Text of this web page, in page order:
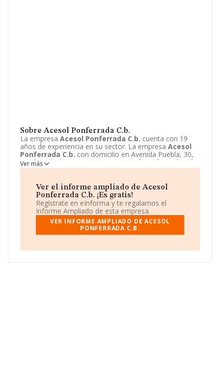
Sobre Acesol Ponferrada C.b.
La empresa Acesol Ponferrada C.b. cuenta con 19
años de experiencia en su sector. La empresa Acesol
Ponferrada C.b. con domicilio en Avenida Puebla, 30,
Ponferrada, leon. La empresa
Acesol Ponferrada C.b.
está inscrita como Comunidad de bienes.
Ver más
Ver el informe ampliado de Acesol
Ponferrada C.b. ¡Es gratis!
Regístrate en eInforma y te regalamos el
Informe Ampliado de esta empresa.
VER INFORME AMPLIADO DE ACESOL
PONFERRADA C.B.